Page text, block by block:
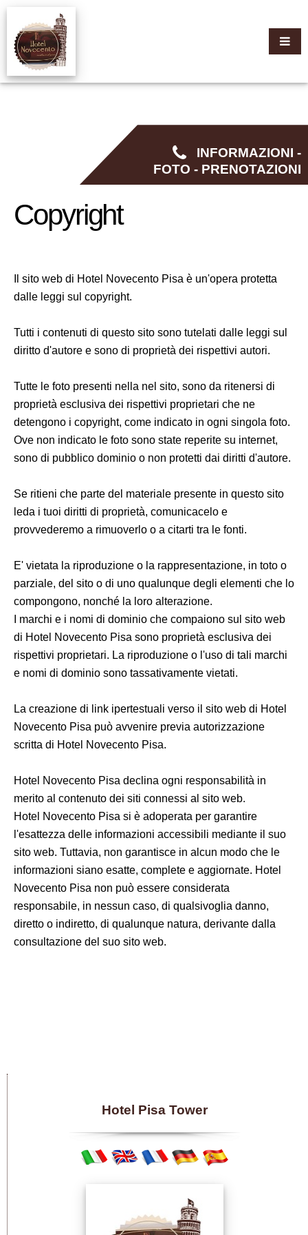
INFORMAZIONI -
FOTO - PRENOTAZIONI
Copyright
Il sito web di Hotel Novecento Pisa è un'opera protetta
dalle leggi sul copyright.
Tutti i contenuti di questo sito sono tutelati dalle leggi sul
diritto d'autore e sono di proprietà dei rispettivi autori.
Tutte le foto presenti nella nel sito, sono da ritenersi di
proprietà esclusiva dei rispettivi proprietari che ne
detengono i copyright, come indicato in ogni singola foto.
Ove non indicato le foto sono state reperite su internet,
sono di pubblico dominio o non protetti dai diritti d'autore.
Se ritieni che parte del materiale presente in questo sito
leda i tuoi diritti di proprietà, comunicacelo e
provvederemo a rimuoverlo o a citarti tra le fonti.
E' vietata la riproduzione o la rappresentazione, in toto o
parziale, del sito o di uno qualunque degli elementi che lo
compongono, nonché la loro alterazione.
I marchi e i nomi di dominio che compaiono sul sito web
di Hotel Novecento Pisa sono proprietà esclusiva dei
rispettivi proprietari. La riproduzione o l'uso di tali marchi
e nomi di dominio sono tassativamente vietati.
La creazione di link ipertestuali verso il sito web di Hotel
Novecento Pisa può avvenire previa autorizzazione
scritta di Hotel Novecento Pisa.
Hotel Novecento Pisa declina ogni responsabilità in
merito al contenuto dei siti connessi al sito web.
Hotel Novecento Pisa si è adoperata per garantire
l'esattezza delle informazioni accessibili mediante il suo
sito web. Tuttavia, non garantisce in alcun modo che le
informazioni siano esatte, complete e aggiornate. Hotel
Novecento Pisa non può essere considerata
responsabile, in nessun caso, di qualsivoglia danno,
diretto o indiretto, di qualunque natura, derivante dalla
consultazione del suo sito web.
Hotel Pisa Tower